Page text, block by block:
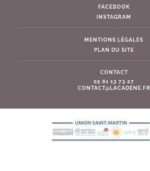
FACEBOOK
INSTAGRAM
MENTIONS LÉGALES
PLAN DU SITE
CONTACT
05 61 13 73 27
CONTACT@LACADENE.FR